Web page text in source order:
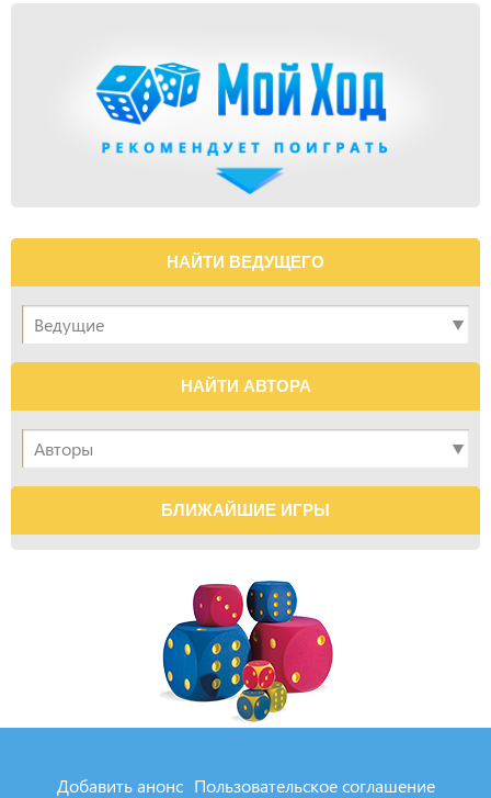
НАЙТИ ВЕДУЩЕГО
НАЙТИ АВТОРА
БЛИЖАЙШИЕ ИГРЫ
Добавить анонс Пользовательское соглашение